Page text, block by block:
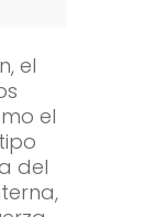
el
el
del